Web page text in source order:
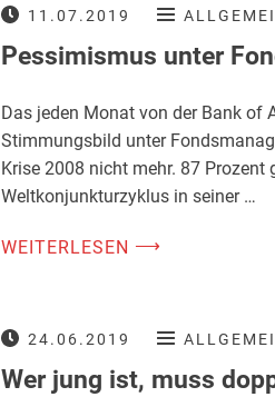
11.07.2019
Pessimismus unter
Das jeden Monat von der Bank of
Stimmungsbild unter
Krise 2008 nicht mehr. 87
Weltkonjunkturzyklus in seiner …
WEITERLESEN ⟶
24.06.2019
Wer jung ist, muss